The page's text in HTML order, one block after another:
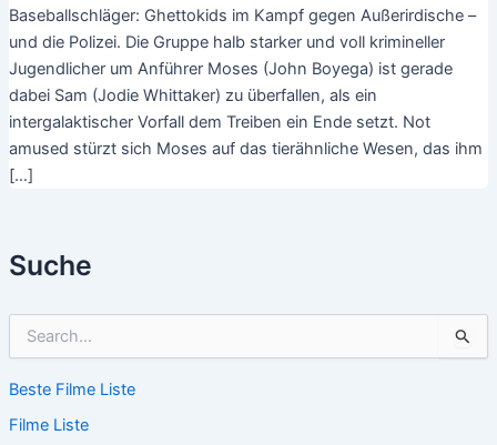
Suche
h
n
Beste Filme Liste
Filme Liste
Baseballschläger: Ghettokids im Kampf gegen Außerirdische –
und die Polizei. Die Gruppe halb starker und voll krimineller
Jugendlicher um Anführer Moses (John Boyega) ist gerade
dabei Sam (Jodie Whittaker) zu überfallen, als ein
intergalaktischer Vorfall dem Treiben ein Ende setzt. Not
amused stürzt sich Moses auf das tierähnliche Wesen, das ihm
[…]